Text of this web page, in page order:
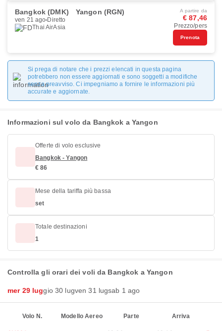
Bangkok (DMK) Yangon (RGN)
ven 21 ago Diretto
Thai AirAsia
A partire da
€ 87,46
Prezzo/pers
Prenota
Si prega di notare che i prezzi elencati in questa pagina
potrebbero non essere aggiornati e sono soggetti a modifiche
senza preavviso. Ci impegniamo a fornire le informazioni più
accurate e aggiornate.
Informazioni sul volo da Bangkok a Yangon
Offerte di volo esclusive
Bangkok - Yangon
€ 86
Mese della tariffa più bassa
set
Totale destinazioni
1
Controlla gli orari dei voli da Bangkok a Yangon
mer 29 luggio 30 lugven 31 lugsab 1 ago
Volo N. Modello Aereo Parte Arriva